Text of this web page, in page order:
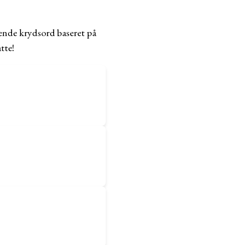
krydsord baseret på